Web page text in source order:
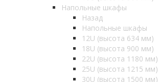
Напольные шкафы
Назад
Напольные шкафы
12U (высота 634 мм)
18U (высота 900 мм)
22U (высота 1180 мм)
25U (высота 1215 мм)
30U (высота 1500 мм)